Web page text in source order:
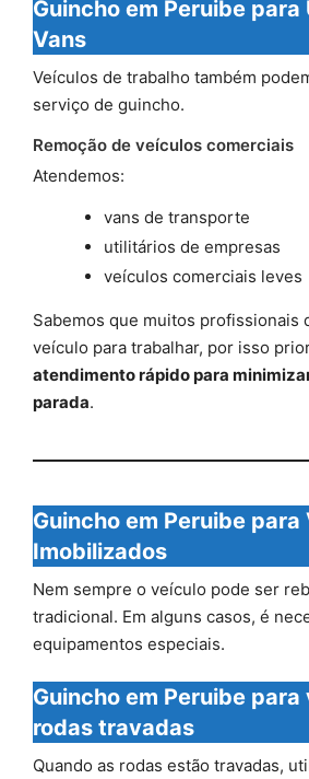
Guincho em Peruibe
Vans
Veículos de trabalho também
serviço de guincho.
Remoção de veículos comerciais
Atendemos:
vans de transporte
utilitários de empresas
veículos comerciais leves
Sabemos que muitos profissionais
veículo para trabalhar, por isso
atendimento rápido para
parada.
Guincho em Peruibe para
Imobilizados
Nem sempre o veículo pode ser
tradicional. Em alguns casos, é
equipamentos especiais.
Guincho em Peruibe
rodas travadas
Quando as rodas estão travadas,